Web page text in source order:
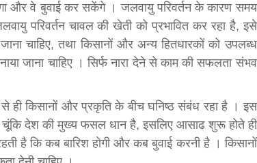
और वे बुवाई कर सकेंगे । जलवायु परिवर्तन के कारण समय
परिवर्तन चावल की खेती को प्रभावित कर रहा है, इसे
चाहिए, तथा किसानों और अन्य हितधारकों को उपलब्ध
जाना चाहिए । सिर्फ नारा देने से काम की सफलता संभव
ही किसानों और प्रकृति के बीच घनिष्ठ संबंध रहा है । इस
चूंकि देश की मुख्य फसल धान है, इसलिए आसाढ शुरू होते ही
है कि कब बारिश होगी और कब बुवाई करनी है । किसानों